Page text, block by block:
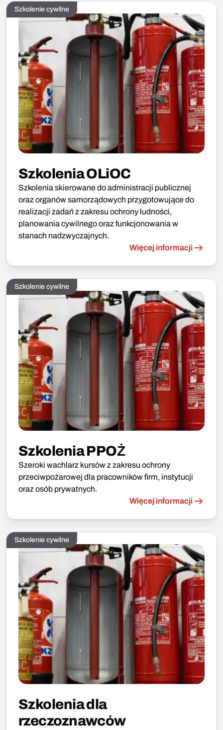
Szkolenie cywilne
Szkolenia OLiOC
Szkolenia skierowane do administracji publicznej
oraz organów samorządowych przygotowujące do
realizacji zadań z zakresu ochrony ludności,
planowania cywilnego oraz funkcjonowania w
stanach nadzwyczajnych.
Więcej informacji
Szkolenie cywilne
Szkolenia PPOŻ
Szeroki wachlarz kursów z zakresu ochrony
przeciwpożarowej dla pracowników firm, instytucji
oraz osób prywatnych.
Więcej informacji
Szkolenie cywilne
Szkolenia dla
rzeczoznawców